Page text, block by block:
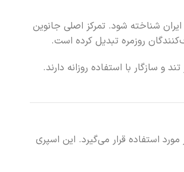
شناخته شود. تمرکز اصلی جانوین
روزمره تبدیل کرده است.
سازگار با استفاده روزانه دارند.
استفاده قرار می‌گیرد. این اسپری